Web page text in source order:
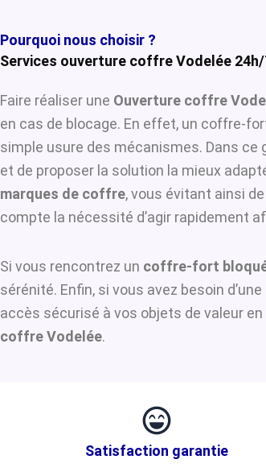
Pourquoi nous choisir ?
Services ouverture coffre Vodelée
Faire réaliser une Ouverture coffre
en cas de blocage. En effet, un coffre-
simple usure des mécanismes. Dans ce
et de proposer la solution la mieux
marques de coffre, vous évitant ainsi
compte la nécessité d’agir rapidement
Si vous rencontrez un coffre-fort
sérénité. Enfin, si vous avez besoin
accès sécurisé à vos objets de valeur
coffre Vodelée.
Satisfaction garantie